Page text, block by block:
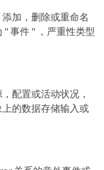
加，删除或重命名
事件 " ，严重性类型
配置或活动状况，
的数据存储输入或